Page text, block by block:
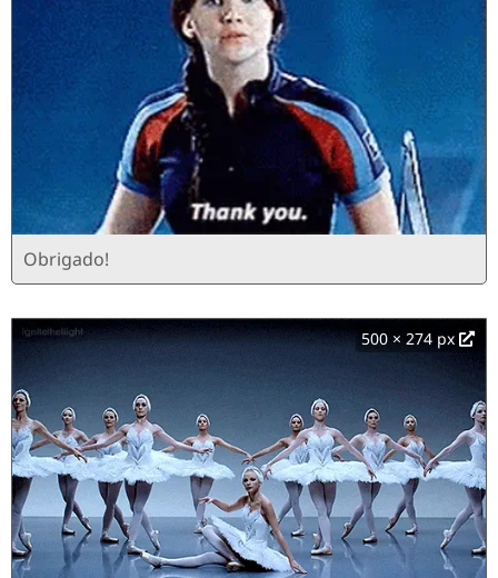
Obrigado!
500 × 274 px